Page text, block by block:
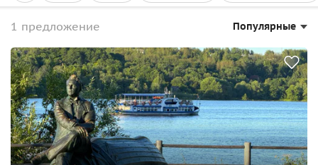
1 предложение Популярные